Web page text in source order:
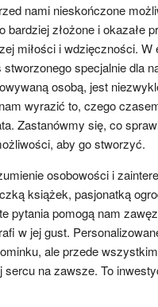
nami nieskończone
bardziej złożone i okazałe
miłości i wdzięczności. W
specjalnie dla
osobą, jest
wyrazić to, czego
Zastanówmy się, co
aby go stworzyć.
osobowości i
książek, pasjonatką
pytania pomogą nam
w jej gust.
ale przede
na zawsze. To